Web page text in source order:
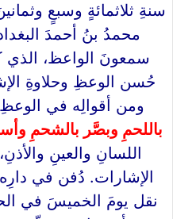
سنةِ ثلاثمائةٍ وسبعٍ
محمدُ بنُ أحمدَ
سمعونَ الواعظ،
حُسن الوعظِ وحلاوةِ
ومن أقوالِه في
باللحمِ وبصَّر بالشحمِ
اللسانِ والعينِ
الإشارات. دُفن في دارِه
نقل يومَ الخميسَ في